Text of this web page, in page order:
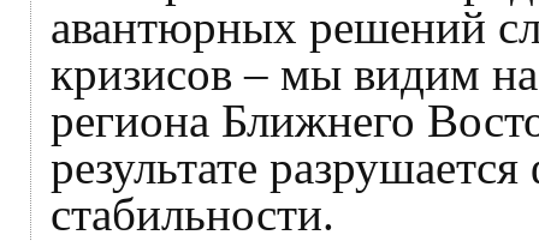
авантюрных решений
кризисов – мы видим
региона Ближнего
результате
стабильности.